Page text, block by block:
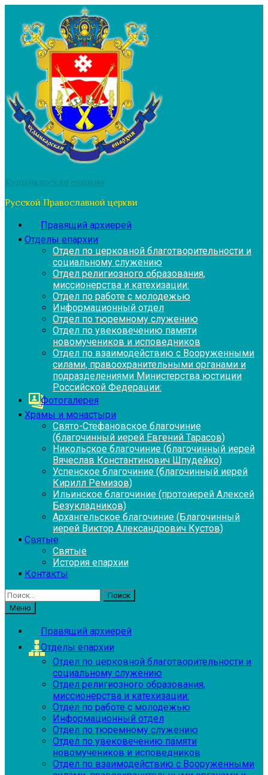
содержимому
Кудымкарская епархия
Русской Православной церкви
Правящий архиерей
Отделы епархии
Отдел по церковной благотворительности и
социальному служению
Отдел религиозного образования,
миссионерства и катехизации:
Отдел по работе с молодежью
Информационный отдел
Отдел по тюремному служению
Отдел по увековечению памяти
новомучеников и исповедников
Отдел по взаимодействию с Вооруженными
силами, правоохранительными органами и
подразделениями Министерства юстиции
Российской Федерации:
Фотогалерея
Храмы и монастыри
Свято-Стефановское благочиние
(благочинный иерей Евгений Тарасов)
Никольское благочиние (благочинный иерей
Вячеслав Константинович Шпудейко)
Успенское благочиние (благочинный иерей
Кирилл Ремизов)
Ильинское благочиние (протоиерей Алексей
Безукладников)
Архангельское благочиние (Благочинный
иерей Виктор Александрович Кустов)
Святые
Святые
История епархии
Контакты
Найти:
Меню
Правящий архиерей
Отделы епархии
Отдел по церковной благотворительности и
социальному служению
Отдел религиозного образования,
миссионерства и катехизации:
Отдел по работе с молодежью
Информационный отдел
Отдел по тюремному служению
Отдел по увековечению памяти
новомучеников и исповедников
Отдел по взаимодействию с Вооруженными